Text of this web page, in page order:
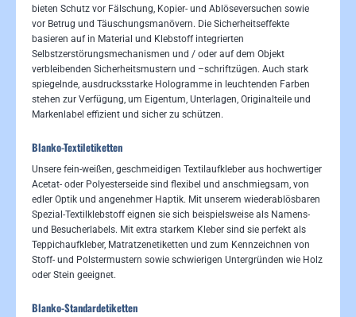
bieten Schutz vor Fälschung, Kopier- und Ablöseversuchen sowie
vor Betrug und Täuschungsmanövern. Die Sicherheitseffekte
basieren auf in Material und Klebstoff integrierten
Selbstzerstörungsmechanismen und / oder auf dem Objekt
verbleibenden Sicherheitsmustern und –schriftzügen. Auch stark
spiegelnde, ausdrucksstarke Hologramme in leuchtenden Farben
stehen zur Verfügung, um Eigentum, Unterlagen, Originalteile und
Markenlabel effizient und sicher zu schützen.
Blanko-Textiletiketten
Unsere fein-weißen, geschmeidigen Textilaufkleber aus hochwertiger
Acetat- oder Polyesterseide sind flexibel und anschmiegsam, von
edler Optik und angenehmer Haptik. Mit unserem wiederablösbaren
Spezial-Textilklebstoff eignen sie sich beispielsweise als Namens-
und Besucherlabels. Mit extra starkem Kleber sind sie perfekt als
Teppichaufkleber, Matratzenetiketten und zum Kennzeichnen von
Stoff- und Polstermustern sowie schwierigen Untergründen wie Holz
oder Stein geeignet.
Blanko-Standardetiketten